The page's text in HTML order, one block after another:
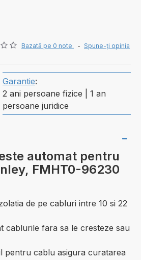
Bazată pe 0 note. - Spune-ţi opinia
Garantie:
2 ani persoane fizice | 1 an
persoane juridice
automat pentru
FMHT0-96230
de pe cabluri intre 10 si 22
cablurile fara sa le cresteze sau
pentru cablu asigura curatarea